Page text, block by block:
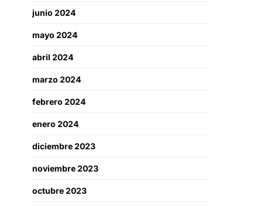
junio 2024
mayo 2024
abril 2024
marzo 2024
febrero 2024
enero 2024
diciembre 2023
noviembre 2023
octubre 2023